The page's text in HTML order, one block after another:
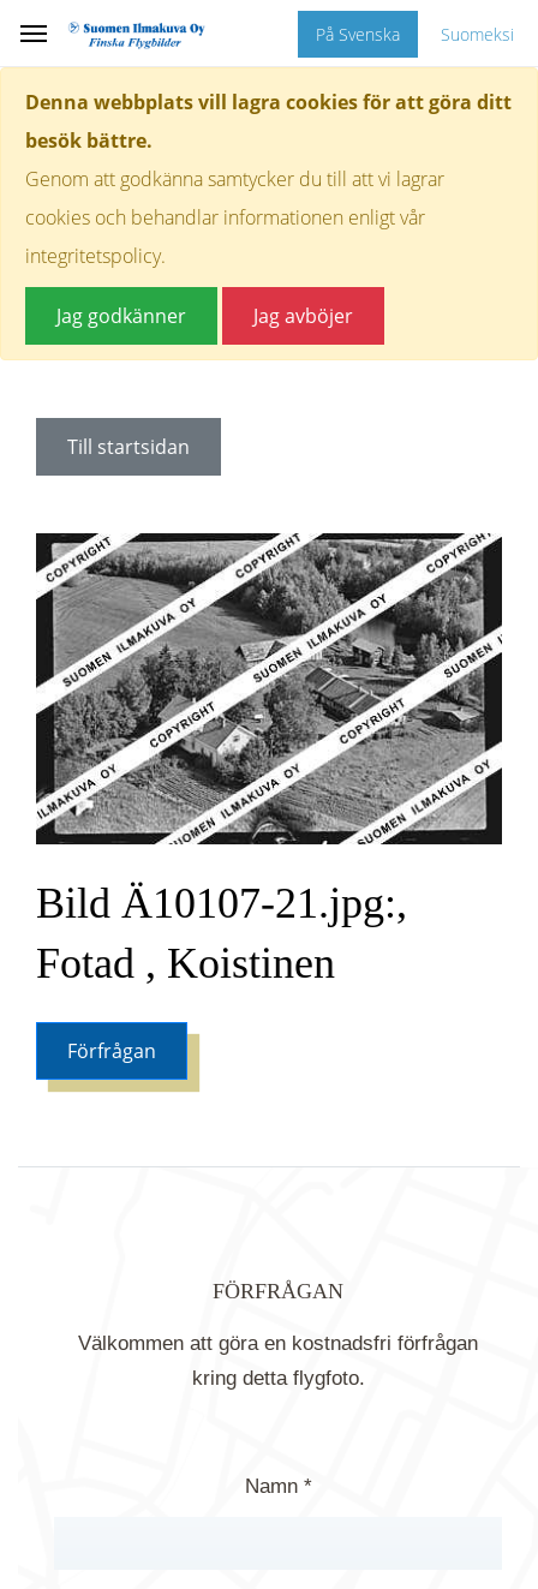
Denna webbplats vill lagra cookies för att göra ditt
besök bättre.
Genom att godkänna samtycker du till att vi lagrar
cookies och behandlar informationen enligt vår
integritetspolicy.
Jag godkänner Jag avböjer
På Svenska Suomeksi
Till startsidan
Bild Ä10107-21.jpg:,
Fotad , Koistinen
Förfrågan
FÖRFRÅGAN
Välkommen att göra en kostnadsfri förfrågan
kring detta flygfoto.
Namn *